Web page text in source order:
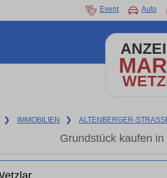
Event Auto
❯ IMMOBILIEN ❯ ALTENBERGER-
Grundstück kaufen